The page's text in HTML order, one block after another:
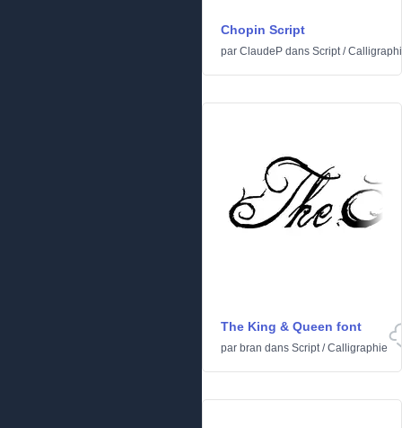
Chopin Script
par ClaudeP dans Script/
The King & Queen font
par bran dans Script/Calligraphie